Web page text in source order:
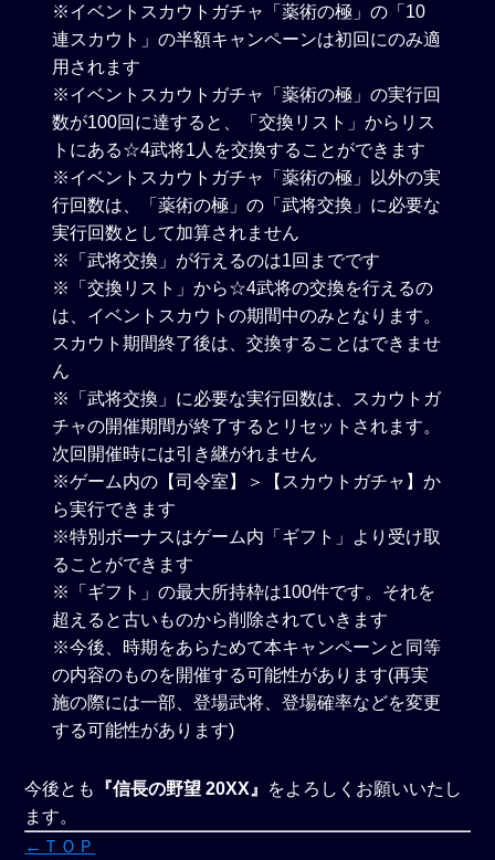
※イベントスカウトガチャ「薬術の極」の「10
連スカウト」の半額キャンペーンは初回にのみ適
用されます
※イベントスカウトガチャ「薬術の極」の実行回
数が100回に達すると、「交換リスト」からリス
トにある☆4武将1人を交換することができます
※イベントスカウトガチャ「薬術の極」以外の実
行回数は、「薬術の極」の「武将交換」に必要な
実行回数として加算されません
※「武将交換」が行えるのは1回までです
※「交換リスト」から☆4武将の交換を行えるの
は、イベントスカウトの期間中のみとなります。
スカウト期間終了後は、交換することはできませ
ん
※「武将交換」に必要な実行回数は、スカウトガ
チャの開催期間が終了するとリセットされます。
次回開催時には引き継がれません
※ゲーム内の【司令室】＞【スカウトガチャ】か
ら実行できます
※特別ボーナスはゲーム内「ギフト」より受け取
ることができます
※「ギフト」の最大所持枠は100件です。それを
超えると古いものから削除されていきます
※今後、時期をあらためて本キャンペーンと同等
の内容のものを開催する可能性があります(再実
施の際には一部、登場武将、登場確率などを変更
する可能性があります)
今後とも 『信長の野望 20XX』 をよろしくお願いいたし
ます。
←ＴＯＰ